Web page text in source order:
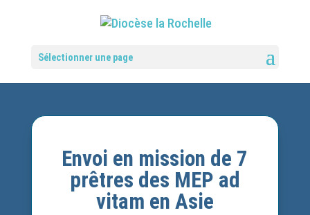
Sélectionner une page
Envoi en mission de 7
prêtres des MEP ad
vitam en Asie